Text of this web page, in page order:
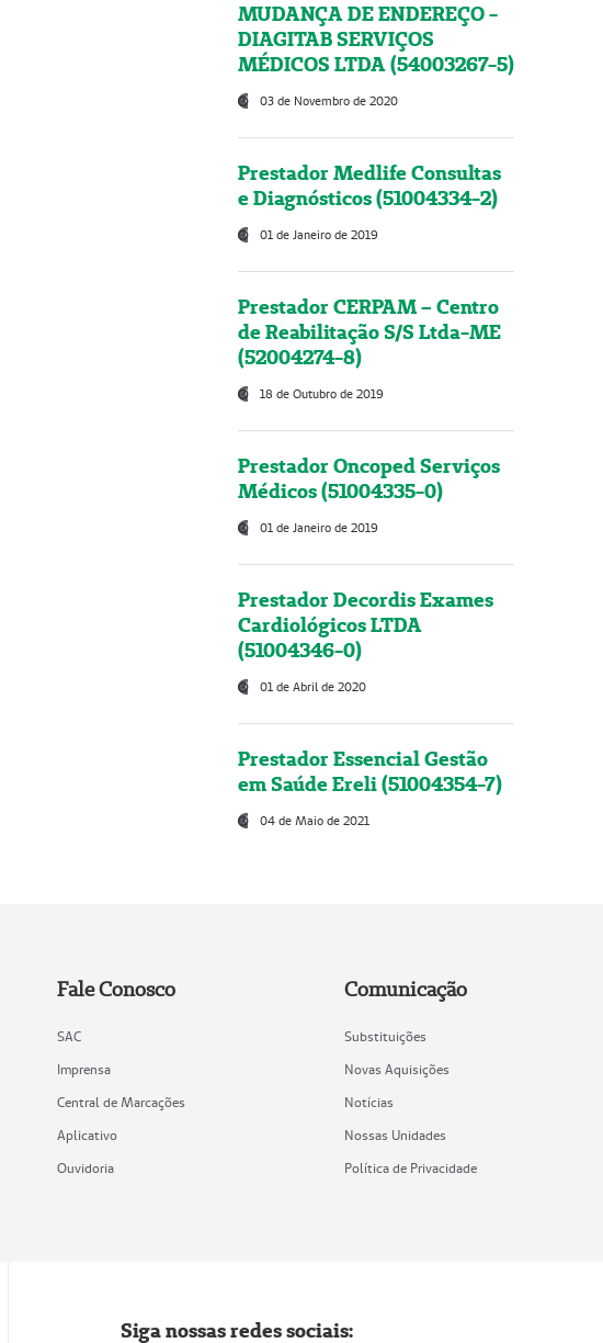
MUDANÇA DE ENDEREÇO -
DIAGITAB SERVIÇOS
MÉDICOS LTDA (54003267-5)
03 de Novembro de 2020
Prestador Medlife Consultas
e Diagnósticos (51004334-2)
01 de Janeiro de 2019
Prestador CERPAM – Centro
de Reabilitação S/S Ltda-ME
(52004274-8)
18 de Outubro de 2019
Prestador Oncoped Serviços
Médicos (51004335-0)
01 de Janeiro de 2019
Prestador Decordis Exames
Cardiológicos LTDA
(51004346-0)
01 de Abril de 2020
Prestador Essencial Gestão
em Saúde Ereli (51004354-7)
04 de Maio de 2021
Fale Conosco
SAC
Imprensa
Central de Marcações
Aplicativo
Ouvidoria
Comunicação
Substituições
Novas Aquisições
Notícias
Nossas Unidades
Política de Privacidade
Siga nossas redes sociais: